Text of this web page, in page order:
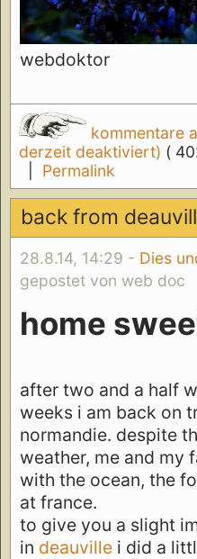
webdoktor
kommentare
derzeit deaktiviert) (
Permalink
back from
28.8.14, 14:29 - Dies
gepostet von web doc
home
after two and a half
weeks i am back on
normandie. despite
weather, me and my
with the ocean, the
at france.
to give you a slight
in deauville i did a